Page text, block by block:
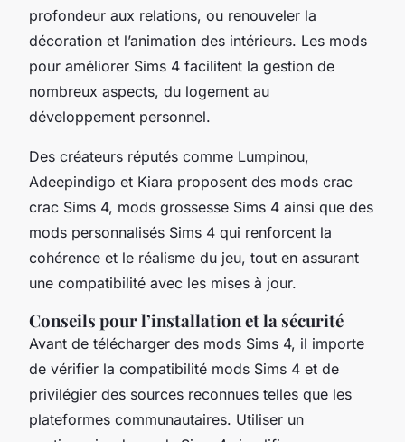
profondeur aux relations, ou renouveler la
décoration et l’animation des intérieurs. Les mods
pour améliorer Sims 4 facilitent la gestion de
nombreux aspects, du logement au
développement personnel.
Des créateurs réputés comme Lumpinou,
Adeepindigo et Kiara proposent des mods crac
crac Sims 4, mods grossesse Sims 4 ainsi que des
mods personnalisés Sims 4 qui renforcent la
cohérence et le réalisme du jeu, tout en assurant
une compatibilité avec les mises à jour.
Conseils pour l’installation et la sécurité
Avant de télécharger des mods Sims 4, il importe
de vérifier la compatibilité mods Sims 4 et de
privilégier des sources reconnues telles que les
plateformes communautaires. Utiliser un